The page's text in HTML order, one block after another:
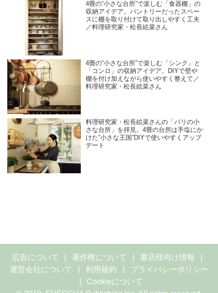
4畳の“小さな台所”で楽しむ「食器棚」の
収納アイデア。パントリーだったスペー
スに棚を取り付けて取り出しやすく工夫
／料理研究家・松長絵菜さん
4畳の“小さな台所”で楽しむ「シンク」と
「コンロ」の収納アイデア。DIYで壁や
棚を付け加えながら使いやすく整えて／
料理研究家・松長絵菜さん
料理研究家・松長絵菜さんの「パリの小
さな台所」を拝見。4畳の台所は手塩にか
けた“小さな王国”DIYで使いやすくアップ
デート
広告について 著作権について
書店様向け情報
運営会社について
利用規約
プライバシーポリシー
Cookieについて